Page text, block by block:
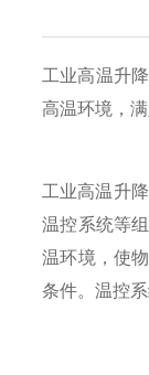
工业高温升
高温环境，
工业高温升
温控系统等
温环境，使
条件。温控